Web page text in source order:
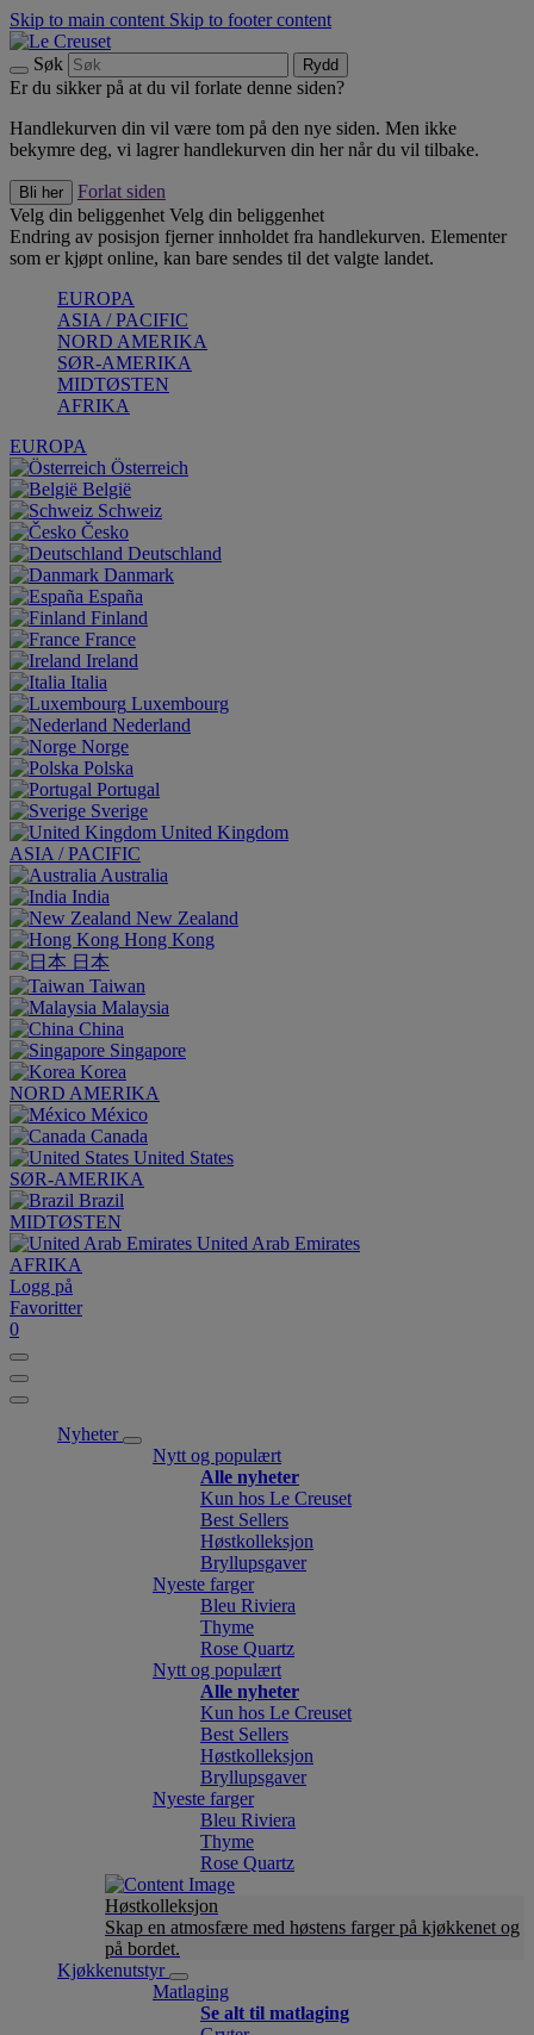
Skip to main content Skip to footer content
Søk Rydd
Er du sikker på at du vil forlate denne siden?
Handlekurven din vil være tom på den nye siden. Men ikke
bekymre deg, vi lagrer handlekurven din her når du vil tilbake.
Bli her
Forlat siden
Velg din beliggenhet Velg din beliggenhet
Endring av posisjon fjerner innholdet fra handlekurven. Elementer
som er kjøpt online, kan bare sendes til det valgte landet.
EUROPA
ASIA / PACIFIC
NORD AMERIKA
SØR-AMERIKA
MIDTØSTEN
AFRIKA
EUROPA
Österreich
België
Schweiz
Česko
Deutschland
Danmark
España
Finland
France
Ireland
Italia
Luxembourg
Nederland
Norge
Polska
Portugal
Sverige
United Kingdom
ASIA / PACIFIC
Australia
India
New Zealand
Hong Kong
日本
Taiwan
Malaysia
China
Singapore
Korea
NORD AMERIKA
México
Canada
United States
SØR-AMERIKA
Brazil
MIDTØSTEN
United Arab Emirates
AFRIKA
Logg på
Favoritter
0
Nyheter
Nytt og populært
Alle nyheter
Kun hos Le Creuset
Best Sellers
Høstkolleksjon
Bryllupsgaver
Nyeste farger
Bleu Riviera
Thyme
Rose Quartz
Nytt og populært
Alle nyheter
Kun hos Le Creuset
Best Sellers
Høstkolleksjon
Bryllupsgaver
Nyeste farger
Bleu Riviera
Thyme
Rose Quartz
Høstkolleksjon
Skap en atmosfære med høstens farger på kjøkkenet og
på bordet.
Kjøkkenutstyr
Matlaging
Se alt til matlaging